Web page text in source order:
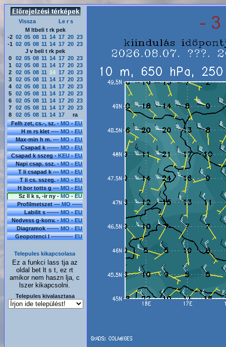
Vissza
Le r s
M ltbeli t rk pek
-2 02 05 08 11 14 17 20 23
-1
02 05 08 11 14 17 20 23
J v beli t rk pek
0
02 05 08 11 14 17 20 23
1
02 05 08 11 14 17 20 23
2
02 05 08 11 14 17 20 23
3
02 05 08 11 14 17 20 23
4
02 05 08 11 14 17 20 23
5
02 05 08 11 14 17 20 23
6
02 05 08 11 14 17 20 23
7
02 05 08 11 14 17 20 23
8
02 05 08 11 14 17
ra
Felh zet, cs.-, sz. -MO-EU
H m rs klet ----MO-EU
Max-min h m. ---MO-EU
Csapad k ------MO-EU
Csapad k sszeg -KEU-EU
Napi csap. ssz. -MO-EU
T li csapad k ---MO-EU
T li cs. sszeg. -MO-EU
H bor totts g ---MO-EU
Sz ll k s, -ir ny -MO-EU
Profilmetszet ---MO-----
Labilit s ------MO-EU
Nedvess g-konv. -MO-EU
Diagramok ------MO - EU
Geopotenci l -----------EU
Telepules kikapcsolasa
Ez a funkci lass tja az
oldal bet lt s t, ez rt
amikor nem haszn lja, c
lszer kikapcsolni.
Telepules kivalasztasa